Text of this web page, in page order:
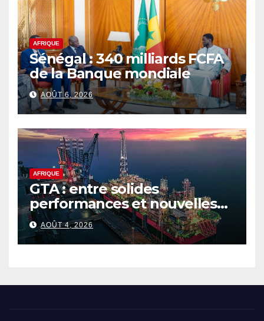
AFRIQUE
Sénégal : 340 milliards FCFA
de la Banque mondiale
AOÛT 6, 2026
AFRIQUE
GTA : entre solides
performances et nouvelles
ambitions pour le gaz
sénégalo-mauritanien
AOÛT 4, 2026